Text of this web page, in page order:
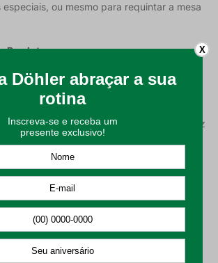
especiais, ou mesmo para requintar a mesa
Produto:
poliéster;
de 200 g/m², garantindo um caimento
de mesa;
acetinado e em jacquard, o que traz
em arabesco levam elegância à
possui medidas de 160 cm x 270 cm (1
x 2 metros e 70 centímetros).
utilizar;
X